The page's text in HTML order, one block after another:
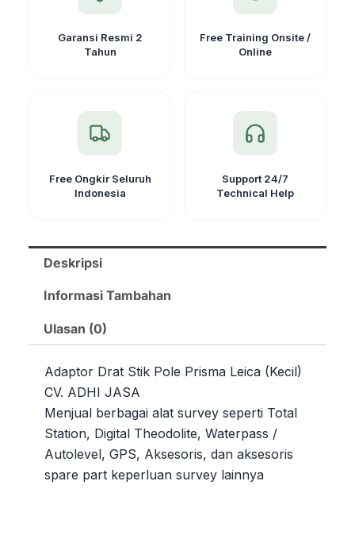
Garansi Resmi 2
Tahun
Free Training Onsite /
Online
Free Ongkir Seluruh
Indonesia
Support 24/7
Technical Help
Deskripsi
Informasi Tambahan
Ulasan (0)
Adaptor Drat Stik Pole Prisma Leica (Kecil)
CV. ADHI JASA
Menjual berbagai alat survey seperti Total
Station, Digital Theodolite, Waterpass /
Autolevel, GPS, Aksesoris, dan aksesoris
spare part keperluan survey lainnya